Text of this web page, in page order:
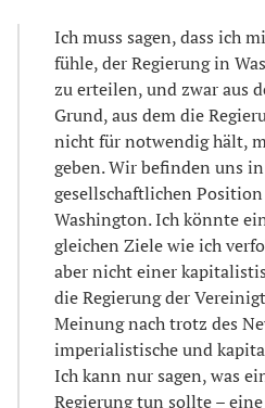
Ich muss sagen, dass ich
fühle, der Regierung in
zu erteilen, und zwar aus
Grund, aus dem die
nicht für notwendig hält,
geben. Wir befinden uns
gesellschaftlichen
Washington. Ich könnte
gleichen Ziele wie ich
aber nicht einer
die Regierung der
Meinung nach trotz des
imperialistische und
Ich kann nur sagen, was
Regierung tun sollte –